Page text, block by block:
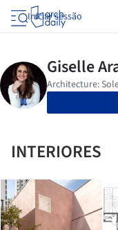
Iniciar sessão
INTERIORES